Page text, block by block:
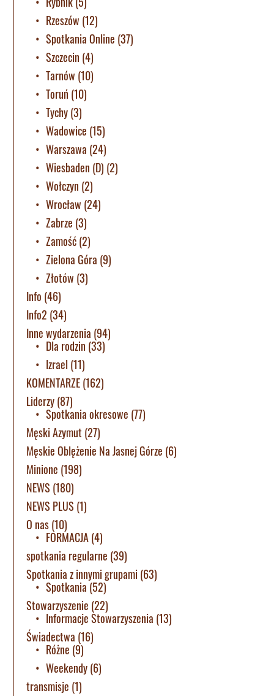
Rzeszów (12)
Spotkania Online (37)
Szczecin (4)
Tarnów (10)
Toruń (10)
Tychy(3)
Wadowice (15)
Warszawa (24)
Wiesbaden (D) (2)
Wołczyn (2)
Wrocław (24)
Zabrze (3)
Zamość(2)
Zielona Góra (9)
Złotów (3)
Info (46)
Info2 (34)
Inne wydarzenia (94)
Dla rodzin (33)
Izrael (11)
KOMENTARZE(162)
Liderzy(87)
Spotkania okresowe (77)
Męski Azymut (27)
Męskie Oblężenie Na Jasnej Górze (6)
Minione (198)
NEWS (180)
NEWS PLUS (1)
O nas(10)
FORMACJA(4)
spotkania regularne (39)
Spotkania z innymi grupami (63)
Spotkania (52)
Stowarzyszenie (22)
Informacje Stowarzyszenia (13)
Świadectwa (16)
Różne (9)
Weekendy(6)
transmisje (1)